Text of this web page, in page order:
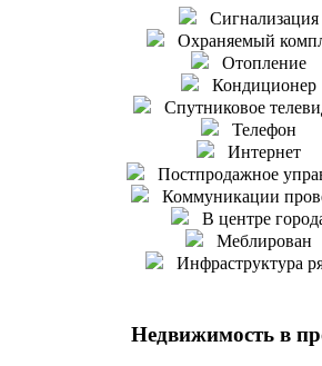
Сигнализация
Охраняемый
Отопление
Кондиционер
Спутниковое
Телефон
Интернет
Постпродажное
Коммуникации
В центре
Меблирован
Инфраструктура
Недвижимость в